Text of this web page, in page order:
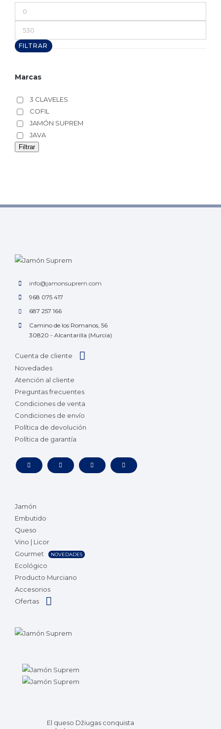
mínimo
máximo
FILTRAR
Marcas
3 CLAVELES
COFIL
JAMÓN SUPREM
JAVA
Filtrar
info@jamonsuprem.com
968 075 417
687 257 166
Camino de los Romanos, 56
30820 - Alcantarilla (Murcia)
Cuenta de cliente
Novedades
Atención al cliente
Preguntas frecuentes
Condiciones de venta
Condiciones de envío
Política de devolución
Política de garantía
Jamón
Embutido
Queso
Vino | Licor
Gourmet
NOVEDADES
Ecológico
Producto Murciano
Accesorios
Ofertas
El queso Džiugas conquista